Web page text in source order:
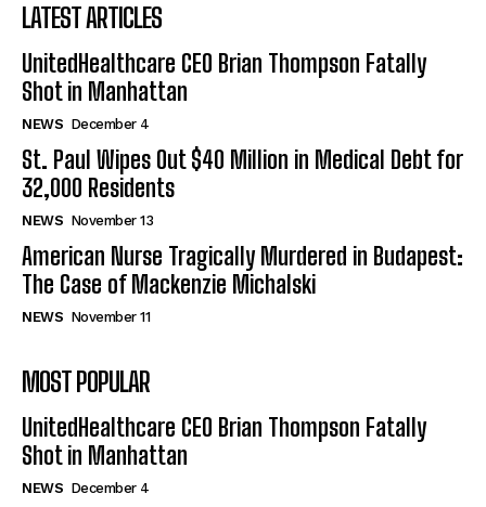
LATEST ARTICLES
UnitedHealthcare CEO Brian Thompson Fatally
Shot in Manhattan
NEWS December 4
St. Paul Wipes Out $40 Million in Medical Debt for
32,000 Residents
NEWS November 13
American Nurse Tragically Murdered in Budapest:
The Case of Mackenzie Michalski
NEWS November 11
MOST POPULAR
UnitedHealthcare CEO Brian Thompson Fatally
Shot in Manhattan
NEWS December 4